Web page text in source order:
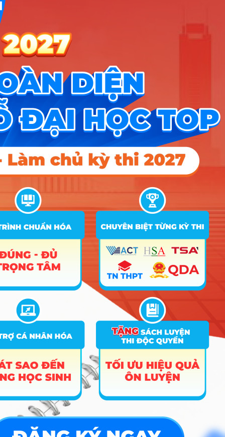
13 Trí Tuệ nhân tạo ứng dụng
14 Công nghệ Chế tạo máy
Cơ điện tử
16 Công nghệ kỹ thuật ô tô
Công nghệ Kỹ thuật Nhiệt (Nhiệt – Điện
18 Điện lạnh và điều hoà không khí
19 Công nghệ Kỹ thuật Điện – Điện tử
Công nghệ Kỹ thuật Điều khiển – Tự động
hóa
22 Công nghệ Thực phẩm
Kỹ thuật Xây dựng
24 Quản trị dịch vụ du lịch và lữ hành
Quản trị khách sạn
Hướng nghiệp
HOCMAI
ĐĂNG KÝ NGAY
Công cụ
Trắc nghiệm MBTI
Tra cứu đề án tuyển sinh